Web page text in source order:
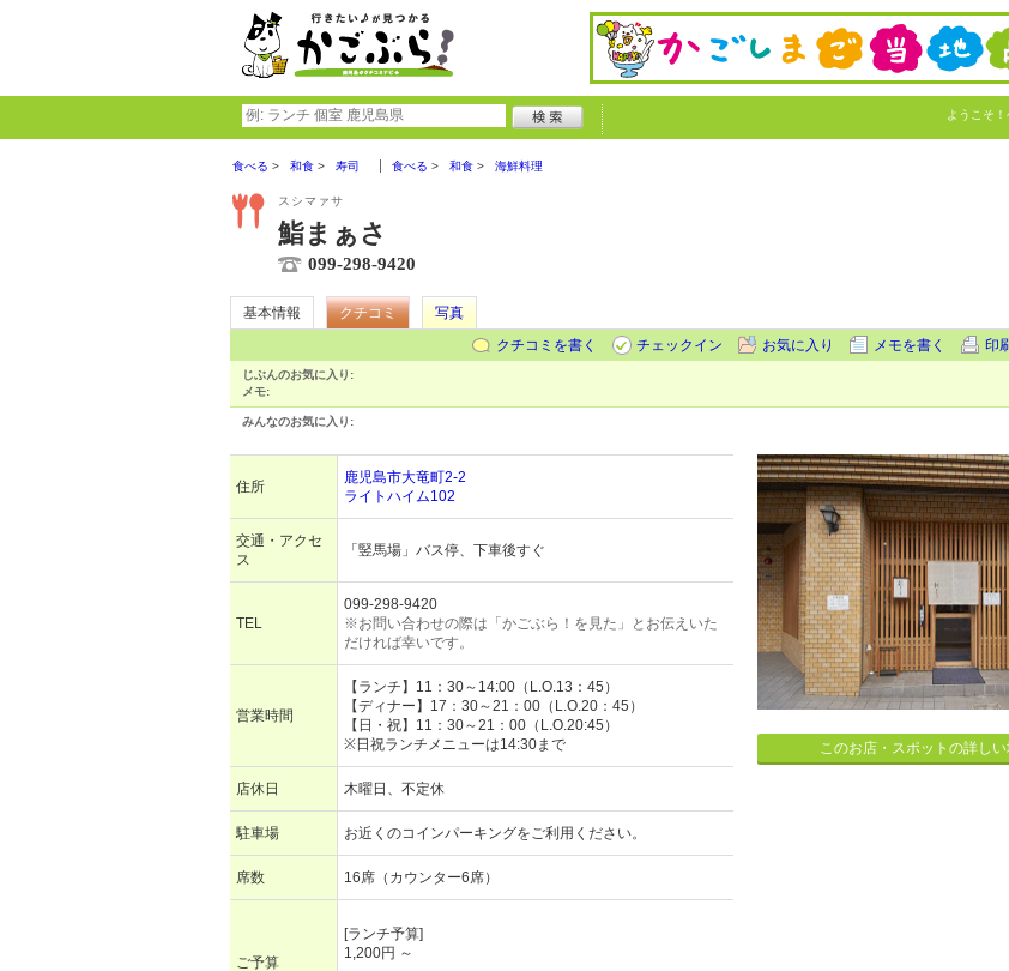
ようこそ！
食べる 和食 寿司 食べる 和食 海鮮料理
スシマァサ
鮨まぁさ
099-298-9420
基本情報 クチコミ
写真
クチコミを書く
チェックイン お気に入り メモを書く 印
じぶんのお気に入り:
メモ:
みんなのお気に入り:
住所
鹿児島市大竜町2-2
ライトハイム102
交通・アクセ
ス
「竪馬場」バス停、下車後すぐ
TEL
099-298-9420
※お問い合わせの際は「かごぶら！を見た」とお伝えいた
だければ幸いです。
営業時間
【ランチ】11：30～14:00（L.O.13：45）
【ディナー】17：30～21：00（L.O.20：45）
【日・祝】11：30～21：00（L.O.20:45）
※日祝ランチメニューは14:30まで
店休日 木曜日、不定休
駐車場 お近くのコインパーキングをご利用ください。
席数 16席（カウンター6席）
ご予算
[ランチ予算]
1,200円 ～
このお店・スポットの詳し